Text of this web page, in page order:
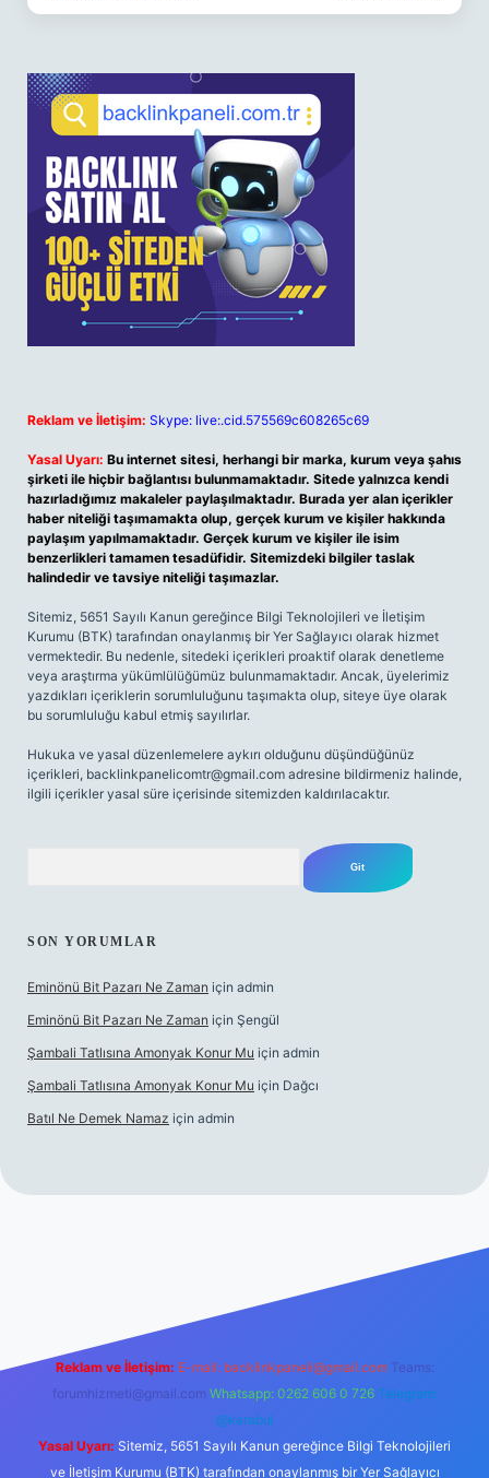
Reklam ve İletişim: Skype: live:.cid.575569c608265c69
Yasal Uyarı: Bu internet sitesi, herhangi bir marka, kurum veya şahıs
şirketi ile hiçbir bağlantısı bulunmamaktadır. Sitede yalnızca kendi
hazırladığımız makaleler paylaşılmaktadır. Burada yer alan içerikler
haber niteliği taşımamakta olup, gerçek kurum ve kişiler hakkında
paylaşım yapılmamaktadır. Gerçek kurum ve kişiler ile isim
benzerlikleri tamamen tesadüfidir. Sitemizdeki bilgiler taslak
halindedir ve tavsiye niteliği taşımazlar.
Sitemiz, 5651 Sayılı Kanun gereğince Bilgi Teknolojileri ve İletişim
Kurumu (BTK) tarafından onaylanmış bir Yer Sağlayıcı olarak hizmet
vermektedir. Bu nedenle, sitedeki içerikleri proaktif olarak denetleme
veya araştırma yükümlülüğümüz bulunmamaktadır. Ancak, üyelerimiz
yazdıkları içeriklerin sorumluluğunu taşımakta olup, siteye üye olarak
bu sorumluluğu kabul etmiş sayılırlar.
Hukuka ve yasal düzenlemelere aykırı olduğunu düşündüğünüz
içerikleri, backlinkpanelicomtr@gmail.com adresine bildirmeniz halinde,
ilgili içerikler yasal süre içerisinde sitemizden kaldırılacaktır.
SON YORUMLAR
Eminönü Bit Pazarı Ne Zaman için admin
Eminönü Bit Pazarı Ne Zaman için Şengül
Şambali Tatlısına Amonyak Konur Mu için admin
Şambali Tatlısına Amonyak Konur Mu için Dağcı
Batıl Ne Demek Namaz için admin
Reklam ve İletişim: E-mail: backlinkpaneli@gmail.com Teams:
forumhizmeti@gmail.com Whatsapp: 0262 606 0 726 Telegram:
@karabul
Yasal Uyarı: Sitemiz, 5651 Sayılı Kanun gereğince Bilgi Teknolojileri
ve İletişim Kurumu (BTK) tarafından onaylanmış bir Yer Sağlayıcı